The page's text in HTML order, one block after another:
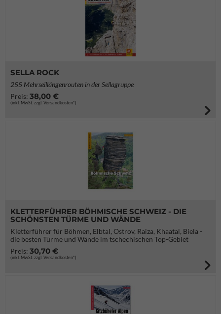
SELLA ROCK
255 Mehrseillängenrouten in der Sellagruppe
Preis: 38,00 €
(inkl. MwSt. zzgl. Versandkosten*)
KLETTERFÜHRER BÖHMISCHE SCHWEIZ - DIE
SCHÖNSTEN TÜRME UND WÄNDE
Kletterführer für Böhmen, Elbtal, Ostrov, Raiza, Khaatal, Biela -
die besten Türme und Wände im tschechischen Top-Gebiet
Preis: 30,70 €
(inkl. MwSt. zzgl. Versandkosten*)